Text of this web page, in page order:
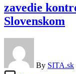
zavedie
Slovenskom
By SITA.sk